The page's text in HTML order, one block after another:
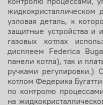
жидкокристаллическом
узловая деталь, к
защитные устройства и
газовых котлах
дисплеем Federica
панели котла), так и
ручками
котлом Федерика
по контролю
на